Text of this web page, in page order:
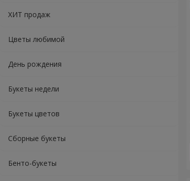
ХИТ продаж
Цветы любимой
День рождения
Букеты недели
Букеты цветов
Сборные букеты
Бенто-букеты